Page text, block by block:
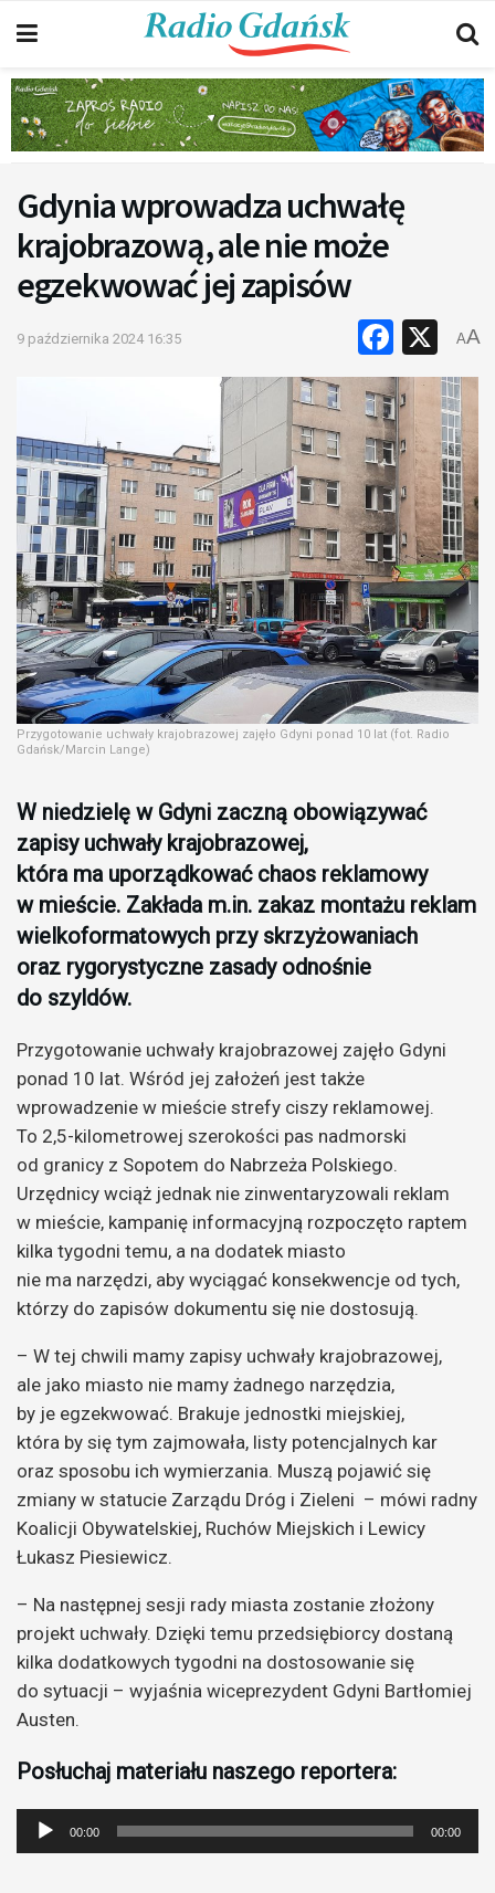
Gdynia wprowadza uchwałę
krajobrazową, ale nie może
egzekwować jej zapisów
9 października 2024 16:35 X
AA
Przygotowanie uchwały krajobrazowej zajęło Gdyni ponad 10 lat (fot. Radio
Gdańsk/Marcin Lange)
W niedzielę w Gdyni zaczną obowiązywać
zapisy uchwały krajobrazowej,
która ma uporządkować chaos reklamowy
w mieście. Zakłada m.in. zakaz montażu reklam
wielkoformatowych przy skrzyżowaniach
oraz rygorystyczne zasady odnośnie
do szyldów.
Przygotowanie uchwały krajobrazowej zajęło Gdyni
ponad 10 lat. Wśród jej założeń jest także
wprowadzenie w mieście strefy ciszy reklamowej.
To 2,5-kilometrowej szerokości pas nadmorski
od granicy z Sopotem do Nabrzeża Polskiego.
Urzędnicy wciąż jednak nie zinwentaryzowali reklam
w mieście, kampanię informacyjną rozpoczęto raptem
kilka tygodni temu, a na dodatek miasto
nie ma narzędzi, aby wyciągać konsekwencje od tych,
którzy do zapisów dokumentu się nie dostosują.
– W tej chwili mamy zapisy uchwały krajobrazowej,
ale jako miasto nie mamy żadnego narzędzia,
by je egzekwować. Brakuje jednostki miejskiej,
która by się tym zajmowała, listy potencjalnych kar
oraz sposobu ich wymierzania. Muszą pojawić się
zmiany w statucie Zarządu Dróg i Zieleni – mówi radny
Koalicji Obywatelskiej, Ruchów Miejskich i Lewicy
Łukasz Piesiewicz.
– Na następnej sesji rady miasta zostanie złożony
projekt uchwały. Dzięki temu przedsiębiorcy dostaną
kilka dodatkowych tygodni na dostosowanie się
do sytuacji – wyjaśnia wiceprezydent Gdyni Bartłomiej
Austen.
Posłuchaj materiału naszego reportera:
Odtwarzacz
plików
00:00 00:00